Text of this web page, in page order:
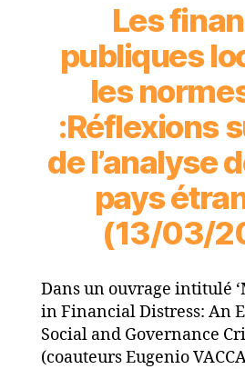
Les
publiques
les
:Réflexions
de l’analyse
pays
(13/03/
Dans un ouvrage intitulé
in Financial Distress: An
Social and Governance
(coauteurs Eugenio